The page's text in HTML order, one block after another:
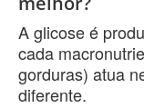
A glicose é
cada
gorduras) atua
diferente.